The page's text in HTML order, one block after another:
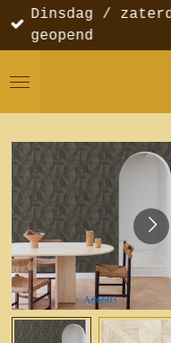
Ga
direct
de
Dinsdag /
geopend